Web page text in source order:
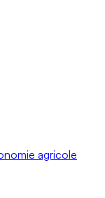
agricole